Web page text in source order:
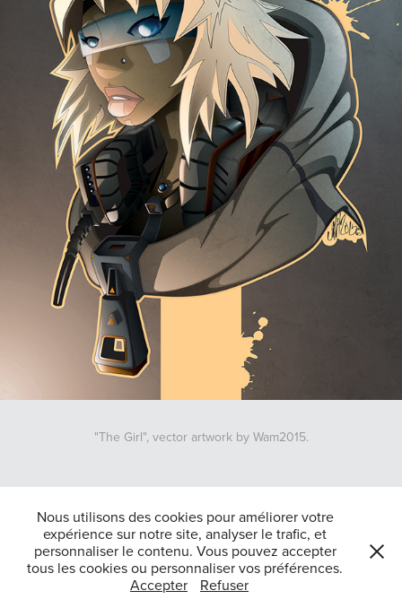
"The Girl", vector artwork by Wam2015.
Tous droits reserves Jean-Raphaël Belajew 2025-Powered by
Portfolio
Nous utilisons des cookies pour améliorer votre
expérience sur notre site, analyser le trafic, et
personnaliser le contenu. Vous pouvez accepter
tous les cookies ou personnaliser vos préférences.
Accepter
Refuser